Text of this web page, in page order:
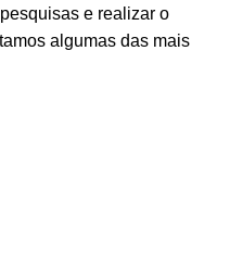
e realizar o
algumas das mais